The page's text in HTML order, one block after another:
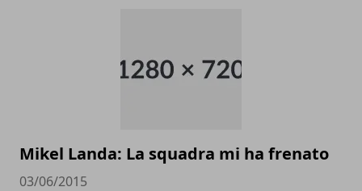
Mikel Landa: La squadra mi ha frenato
03/06/2015